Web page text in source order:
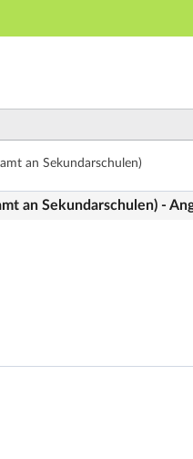
A bis Z
an Sekundarschulen)
an Sekundarschulen) -